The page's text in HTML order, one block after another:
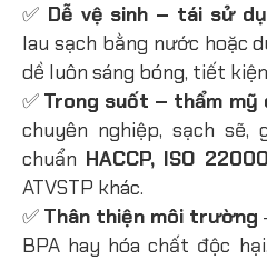
✅ Dễ vệ sinh – tái sử
lau sạch bằng nước hoặc
dề luôn sáng bóng, tiết
✅ Trong suốt – thẩm mỹ
chuyên nghiệp, sạch
chuẩn HACCP, ISO 22000
ATVSTP khác.
✅ Thân thiện môi trường
BPA hay hóa chất độc